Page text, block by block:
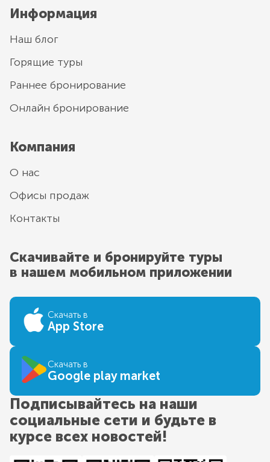
Информация
Наш блог
Горящие туры
Раннее бронирование
Онлайн бронирование
Компания
О нас
Офисы продаж
Контакты
Скачивайте и бронируйте туры
в нашем мобильном приложении
Скачать в
App Store
Скачать в
Google play market
Подписывайтесь на наши
социальные сети и будьте в
курсе всех новостей!